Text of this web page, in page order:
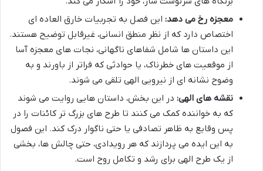
معجزه رخ می دهد: این فصل به تجربیات خارق العاده ای
اختصاص دارد که از نظر منطق انسانی، غیرقابل توضیح هستند.
این داستان ها شامل شفاهای ناگهانی، نجات های معجزه آسا
از موقعیت های خطرناک، یا حوادثی که فراتر از باورند و به
وضوح نشانه ای از نیرویی الهی تلقی می شوند.
نقشه های الهی: در این بخش، داستان هایی روایت می شوند
که به خواننده کمک می کنند تا طرح های بزرگ تر کائنات را در
پس وقایع به ظاهر تصادفی یا حتی ناگوار درک کند. این فصول
به این ایده می پردازند که هر رویدادی، حتی چالش ها، بخشی
از یک طرح الهی برای رشد و تکامل روح است.